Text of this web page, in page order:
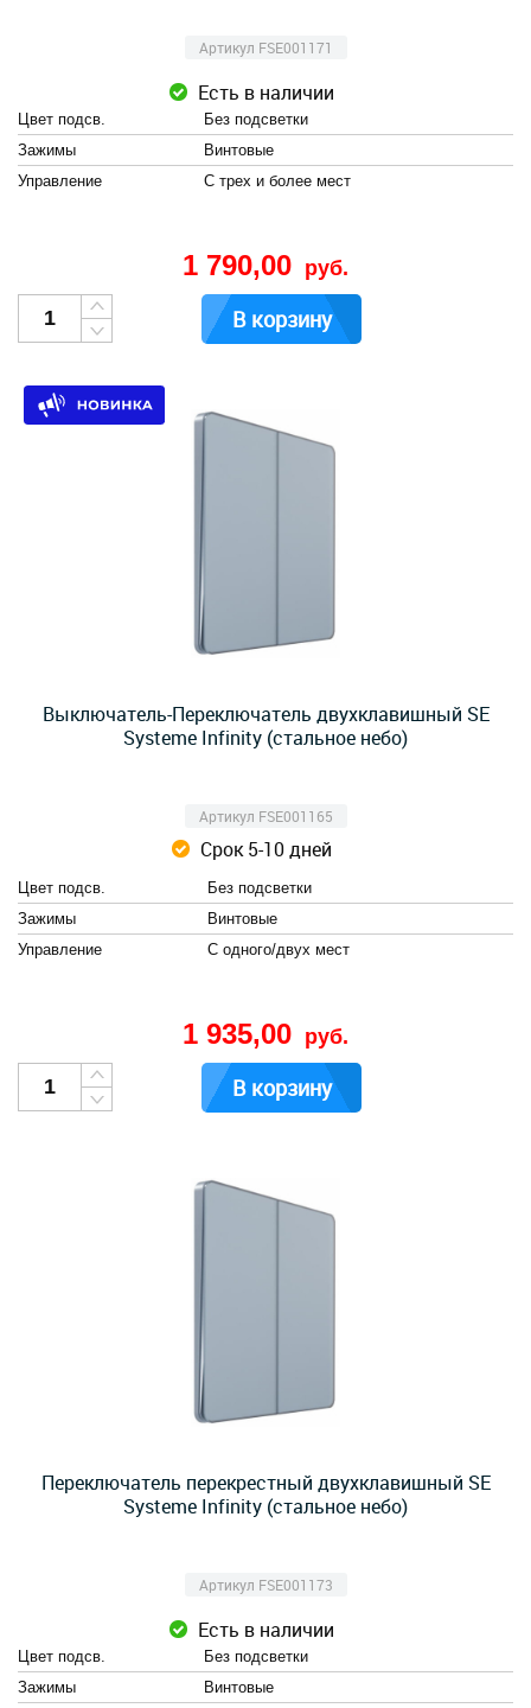
Артикул FSE001171
Есть в наличии
Цвет подсв.
Без подсветки
Зажимы
Винтовые
Управление
С трех и более мест
1 790,00 руб.
В корзину
Выключатель-Переключатель двухклавишный SE
Systeme Infinity (стальное небо)
Артикул FSE001165
Срок 5-10 дней
Цвет подсв.
Без подсветки
Зажимы
Винтовые
Управление
С одного/двух мест
1 935,00 руб.
В корзину
Переключатель перекрестный двухклавишный SE
Systeme Infinity (стальное небо)
Артикул FSE001173
Есть в наличии
Цвет подсв.
Без подсветки
Зажимы
Винтовые